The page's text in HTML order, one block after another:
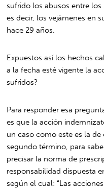
sufrido los abusos entre los
es decir, los vejámenes en
hace 29 años.
Expuestos así los hechos
a la fecha esté vigente la
sufridos?
Para responder esa
es que la acción
un caso como este es la
segundo término, para
precisar la norma de
responsabilidad dispuesta
según el cual: “Las